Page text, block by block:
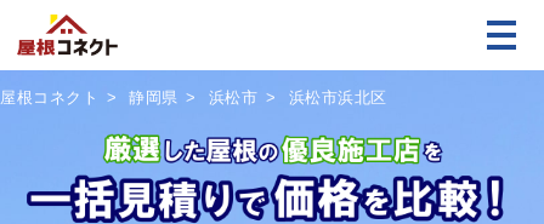
屋根コネクト 静岡県 浜松市 浜松市浜北区